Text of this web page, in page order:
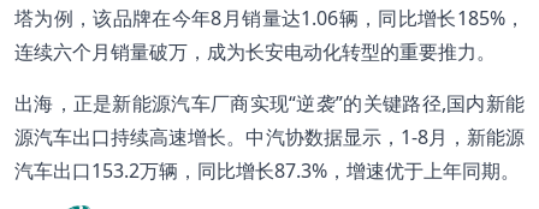
塔为例，该品牌在今年8月销量达1.06辆，同比增长185%，
连续六个月销量破万，成为长安电动化转型的重要推力。
出海，正是新能源汽车厂商实现“逆袭”的关键路径,国内新能
源汽车出口持续高速增长。中汽协数据显示，1-8月，新能源
汽车出口153.2万辆，同比增长87.3%，增速优于上年同期。